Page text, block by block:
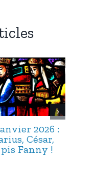
2026 :
César,
Fanny !